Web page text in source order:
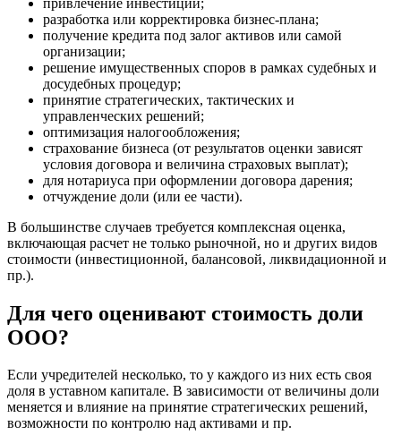
разработка или корректировка бизнес-плана;
получение кредита под залог активов или самой
организации;
решение имущественных споров в рамках судебных и
досудебных процедур;
принятие стратегических, тактических и
управленческих решений;
оптимизация налогообложения;
страхование бизнеса (от результатов оценки зависят
условия договора и величина страховых выплат);
для нотариуса при оформлении договора дарения;
отчуждение доли (или ее части).
В большинстве случаев требуется комплексная оценка,
включающая расчет не только рыночной, но и других видов
стоимости (инвестиционной, балансовой, ликвидационной и
пр.).
Для чего оценивают стоимость доли
ООО?
Если учредителей несколько, то у каждого из них есть своя
доля в уставном капитале. В зависимости от величины доли
меняется и влияние на принятие стратегических решений,
возможности по контролю над активами и пр.
Борзя
Борисоглебск
Боровичи
Бронницы
Бугуруслан
Бузулук
Буйнакск
Бутурлиновка
Валдай
Валуйки
Великие Луки
Великий Новгород
Великий Устюг
Вельск
Верещагино
Верхний Уфалей
Верхняя Пышма